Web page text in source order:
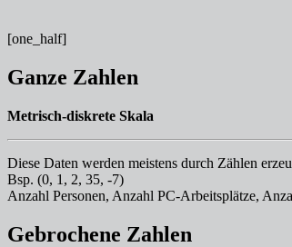
[one_half]
Ganze Zahlen
Metrisch-diskrete Skala
Diese Daten werden meistens durch Zählen
Bsp. (0, 1, 2, 35, -7)
Anzahl Personen, Anzahl PC-Arbeitsplätze,
Gebrochene Zahlen